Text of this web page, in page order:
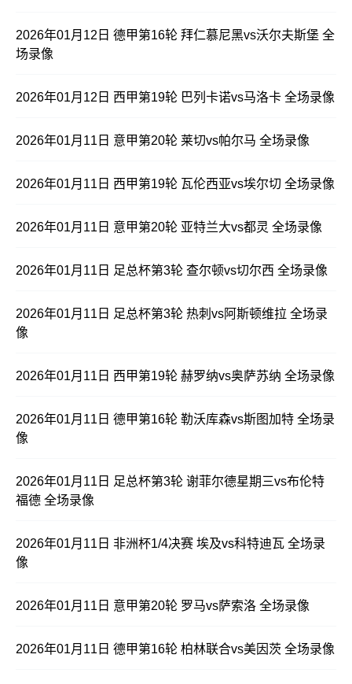
2026年01月12日 德甲第16轮 拜仁慕尼黑vs沃尔夫斯堡 全
场录像
2026年01月12日 西甲第19轮 巴列卡诺vs马洛卡 全场录像
2026年01月11日 意甲第20轮 莱切vs帕尔马 全场录像
2026年01月11日 西甲第19轮 瓦伦西亚vs埃尔切 全场录像
2026年01月11日 意甲第20轮 亚特兰大vs都灵 全场录像
2026年01月11日 足总杯第3轮 查尔顿vs切尔西 全场录像
2026年01月11日 足总杯第3轮 热刺vs阿斯顿维拉 全场录
像
2026年01月11日 西甲第19轮 赫罗纳vs奥萨苏纳 全场录像
2026年01月11日 德甲第16轮 勒沃库森vs斯图加特 全场录
像
2026年01月11日 足总杯第3轮 谢菲尔德星期三vs布伦特
福德 全场录像
2026年01月11日 非洲杯1/4决赛 埃及vs科特迪瓦 全场录
像
2026年01月11日 意甲第20轮 罗马vs萨索洛 全场录像
2026年01月11日 德甲第16轮 柏林联合vs美因茨 全场录像